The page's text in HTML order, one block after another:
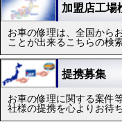
加盟店工場
お車の修理は、全国から
ことが出来るこちらの検
提携募集
お車の修理に関する案件
社様の提携を心よりお待